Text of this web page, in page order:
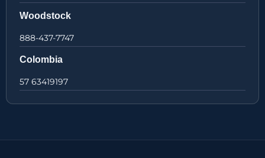
Woodstock
888-437-7747
Colombia
57 63419197